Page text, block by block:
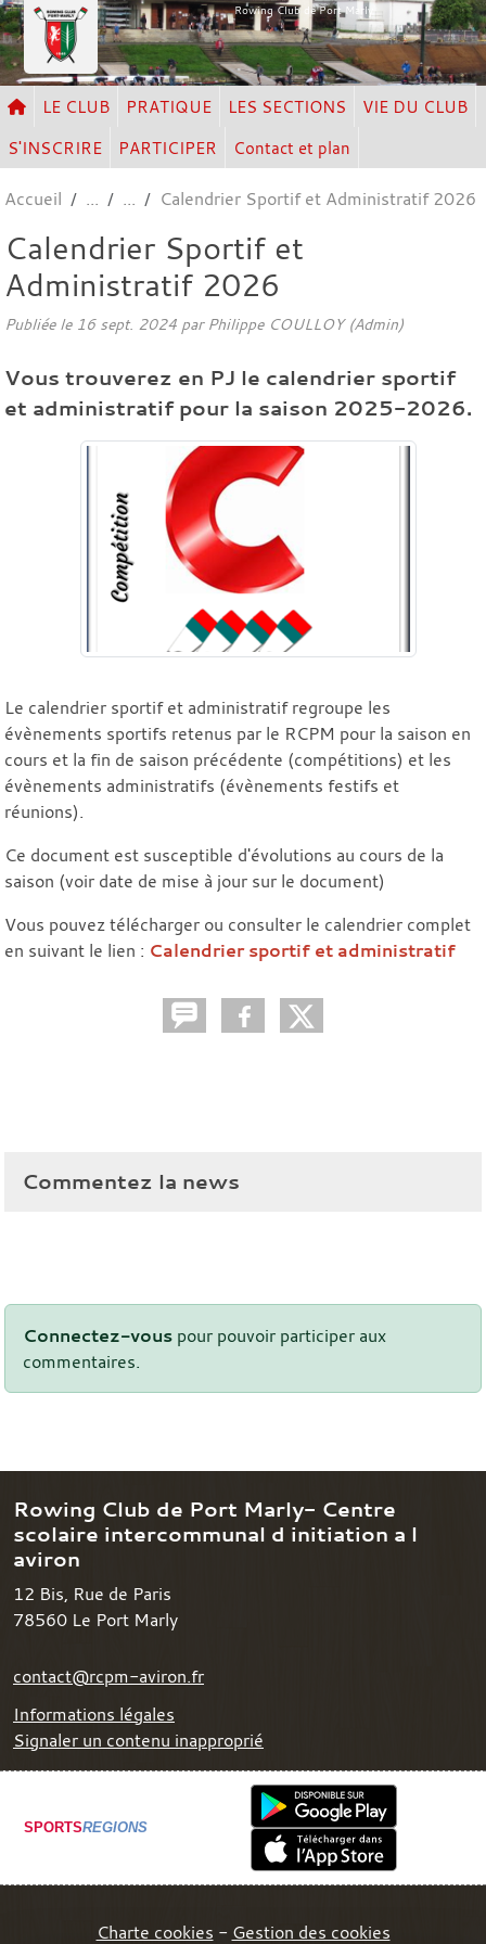
Rowing Club de Port Marly
LE CLUB PRATIQUE LES SECTIONS
VIE DU CLUB
S'INSCRIRE
PARTICIPER Contact et plan
Accueil Calendrier Sportif et Administratif 2026
Calendrier Sportif et
Administratif 2026
Publiée le 16 sept. 2024 par Philippe COULLOY (Admin)
Vous trouverez en PJ le calendrier sportif
et administratif pour la saison 2025-2026.
Le calendrier sportif et administratif regroupe les
évènements sportifs retenus par le RCPM pour la saison en
cours et la fin de saison précédente (compétitions) et les
évènements administratifs (évènements festifs et
réunions).
Ce document est susceptible d'évolutions au cours de la
saison (voir date de mise à jour sur le document)
Vous pouvez télécharger ou consulter le calendrier complet
en suivant le lien : Calendrier sportif et administratif
Commentez la news
Connectez-vous pour pouvoir participer aux
commentaires.
Rowing Club de Port Marly- Centre
scolaire intercommunal d initiation a l
aviron
12 Bis, Rue de Paris
78560 Le Port Marly
contact@rcpm-aviron.fr
Informations légales
Signaler un contenu inapproprié
SPORTSREGIONS
Charte cookies Gestion des cookies
Panneau de gestion des cookies